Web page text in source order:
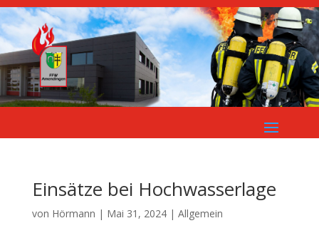
Einsätze bei Hochwasserlage
von Hörmann | Mai 31, 2024| Allgemein